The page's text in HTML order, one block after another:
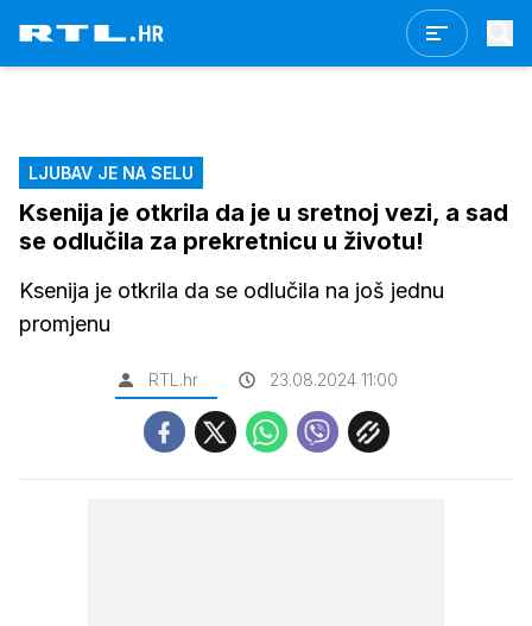
LJUBAV JE NA SELU
Ksenija je otkrila da je u sretnoj vezi, a sad
se odlučila za prekretnicu u životu!
Ksenija je otkrila da se odlučila na još jednu
promjenu
RTL.hr 23.08.2024 11:00